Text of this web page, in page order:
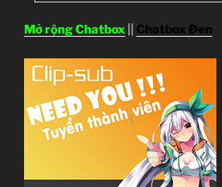
Mở rộng Chatbox Chatbox Đen